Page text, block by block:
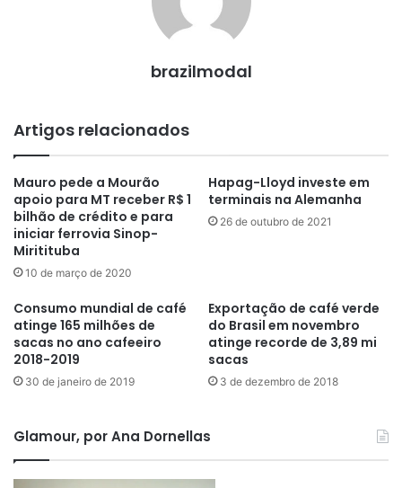
brazilmodal
Artigos relacionados
Mauro pede a Mourão
apoio para MT receber R$ 1
bilhão de crédito e para
iniciar ferrovia Sinop-
Miritituba
10 de março de 2020
Hapag-Lloyd investe em
terminais na Alemanha
26 de outubro de 2021
Consumo mundial de café
atinge 165 milhões de
sacas no ano cafeeiro
2018-2019
30 de janeiro de 2019
Exportação de café verde
do Brasil em novembro
atinge recorde de 3,89 mi
sacas
3 de dezembro de 2018
Glamour, por Ana Dornellas